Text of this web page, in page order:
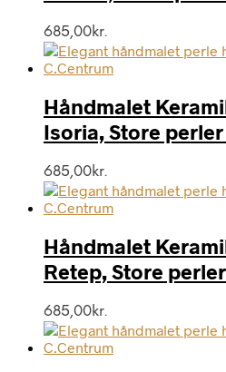
685,00kr.
Håndmalet
Isoria, Store
685,00kr.
Håndmalet
Retep, Store
685,00kr.